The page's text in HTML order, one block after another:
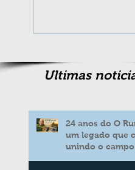
Ultimas
24 anos do O
um legado que
unindo o campo